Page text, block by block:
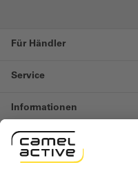
Für Händler
Service
Informationen
Kontakt